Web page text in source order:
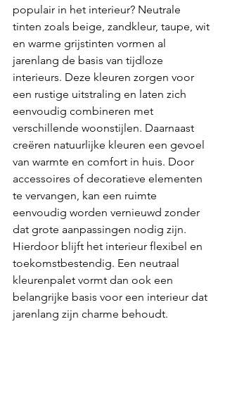
populair in het interieur? Neutrale
tinten zoals beige, zandkleur, taupe, wit
en warme grijstinten vormen al
jarenlang de basis van tijdloze
interieurs. Deze kleuren zorgen voor
een rustige uitstraling en laten zich
eenvoudig combineren met
verschillende woonstijlen. Daarnaast
creëren natuurlijke kleuren een gevoel
van warmte en comfort in huis. Door
accessoires of decoratieve elementen
te vervangen, kan een ruimte
eenvoudig worden vernieuwd zonder
dat grote aanpassingen nodig zijn.
Hierdoor blijft het interieur flexibel en
toekomstbestendig. Een neutraal
kleurenpalet vormt dan ook een
belangrijke basis voor een interieur dat
jarenlang zijn charme behoudt.